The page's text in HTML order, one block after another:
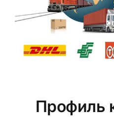
Профиль